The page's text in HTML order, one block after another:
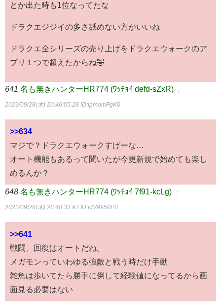
とか出た時も1位なってたな
ドラクエジジイの多さ舐めない方がいいね
ドラクエ全シリーズの売り上げをドラクエウォークのア
プリ１つで超えたからね🤣
641 名も無きハンターHR774 (ﾜｯﾁｮｲ defd-sZxR) ：
2023/09/28(木) 20:46:05.28 ID:lpmomFgK0
>>634
マジで？ドラクエウォークすげーな…
オート機能もあるって聞いたが今更新規で始めても楽し
めるんか？
648 名も無きハンターHR774 (ﾜｯﾁｮｲ 7f91-kcLg) ：
2023/09/28(木) 20:48:33.97 ID:tdV9950P0
>>641
戦闘、回復はオートだね。
メガモンっていわゆる強敵と戦う時だけ手動
雑魚は歩いてたら勝手に倒して経験値になってるから画
面見る必要はない